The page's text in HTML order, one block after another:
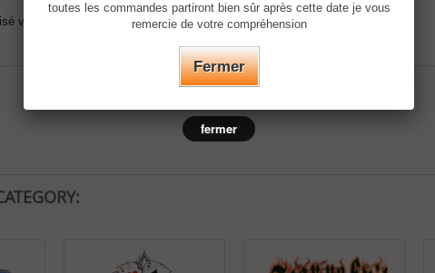
votre textile (double face)
toutes les commandes partiront bien sûr après cette date je vous
remercie de votre compréhension
Fermer
fermer